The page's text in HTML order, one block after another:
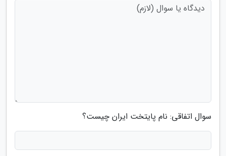
سوال اتفاقی: نام پایتخت ایران چیست؟